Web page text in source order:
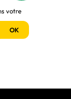
votre
OK